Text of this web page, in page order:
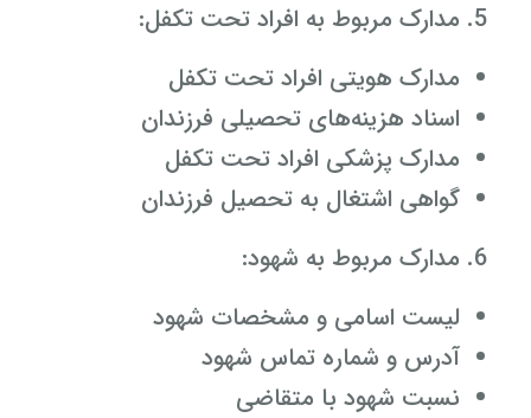
مدارک مربوط به افراد تحت تکفل:
مدارک هویتی افراد تحت تکفل
اسناد هزینه‌های تحصیلی فرزندان
مدارک پزشکی افراد تحت تکفل
گواهی اشتغال به تحصیل فرزندان
مدارک مربوط به شهود:
لیست اسامی و مشخصات شهود
آدرس و شماره تماس شهود
نسبت شهود با متقاضی